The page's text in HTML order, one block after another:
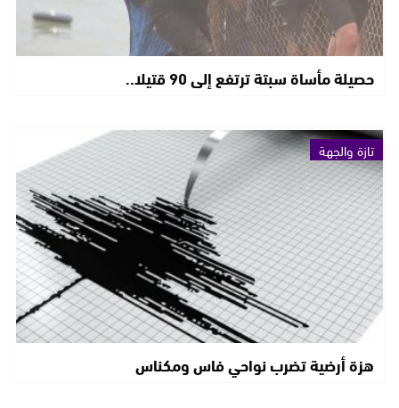
حصيلة مأساة سبتة ترتفع إلى 90 قتيلا..
تازة والجهة
هزة أرضية تضرب نواحي فاس ومكناس